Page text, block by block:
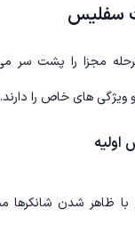
سفلیس
مجزا را پشت سر
ویژگی های خاص را دارند.
اولیه
با ظاهر شدن